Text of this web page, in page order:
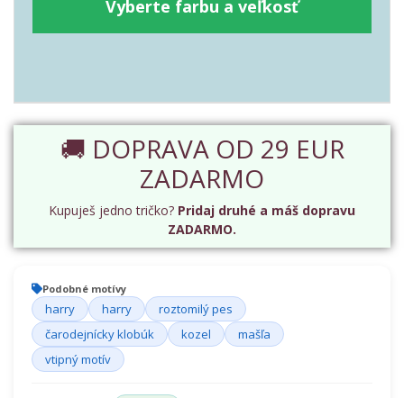
Vyberte farbu a veľkosť
🚚 DOPRAVA OD 29 EUR
ZADARMO
Kupuješ jedno tričko? Pridaj druhé a máš dopravu
ZADARMO.
Podobné motívy
harry harry
roztomilý pes
čarodejnícky klobúk
kozel
mašľa
vtipný motív